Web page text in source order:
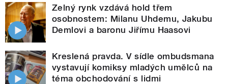
Zelný rynk vzdává hold třem
osobnostem: Milanu Uhdemu, Jakubu
Demlovi a baronu Jiřímu Haasovi
Kreslená pravda. V sídle ombudsmana
vystavují komiksy mladých umělců na
téma obchodování s lidmi